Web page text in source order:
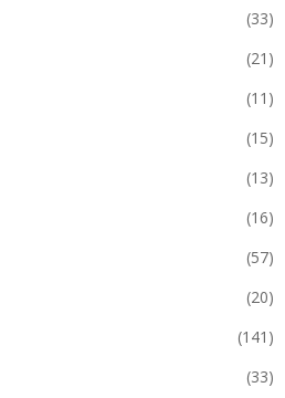
(33)
(21)
(11)
(15)
(13)
(16)
(57)
(20)
(141)
(33)